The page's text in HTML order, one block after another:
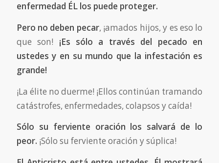
enfermedad ÉL los puede proteger.
Pero no deben pecar, ¡amados hijos, y es eso lo
que son! ¡Es sólo a través del pecado en
ustedes y en su mundo que la infestación es
grande!
¡La élite no duerme! ¡Ellos continúan tramando
catástrofes, enfermedades, colapsos y caída!
Sólo su ferviente oración los salvará de lo
peor. ¡Sólo su ferviente oración y súplica!